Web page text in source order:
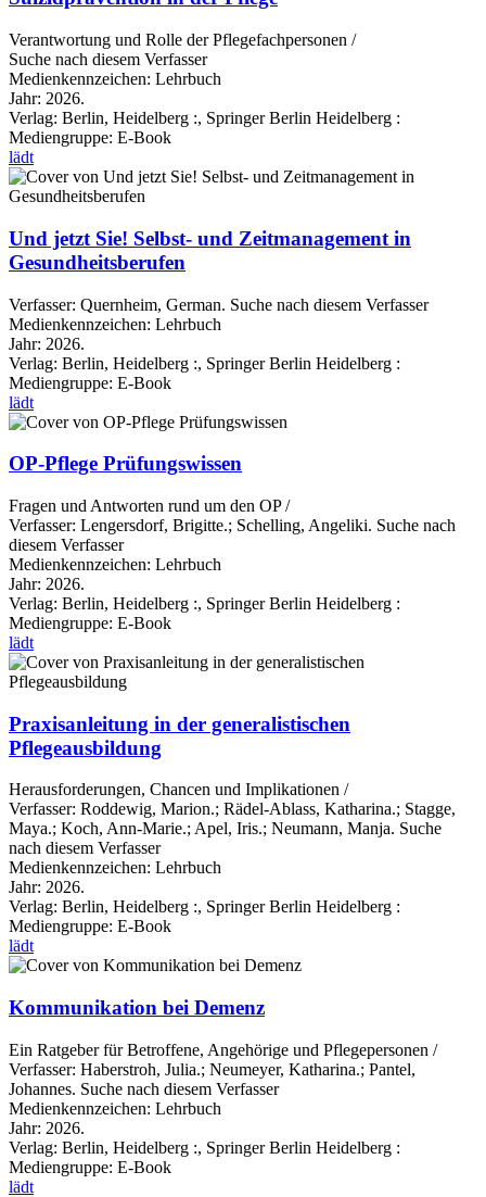
Verantwortung und Rolle der Pflegefachpersonen /
Suche nach diesem Verfasser
Medienkennzeichen: Lehrbuch
Jahr: 2026.
Verlag: Berlin, Heidelberg :, Springer Berlin Heidelberg :
Mediengruppe: E-Book
lädt
Und jetzt Sie! Selbst- und Zeitmanagement in
Gesundheitsberufen
Verfasser: Quernheim, German. Suche nach diesem Verfasser
Medienkennzeichen: Lehrbuch
Jahr: 2026.
Verlag: Berlin, Heidelberg :, Springer Berlin Heidelberg :
Mediengruppe: E-Book
lädt
OP-Pflege Prüfungswissen
Fragen und Antworten rund um den OP /
Verfasser: Lengersdorf, Brigitte.; Schelling, Angeliki. Suche nach
diesem Verfasser
Medienkennzeichen: Lehrbuch
Jahr: 2026.
Verlag: Berlin, Heidelberg :, Springer Berlin Heidelberg :
Mediengruppe: E-Book
lädt
Praxisanleitung in der generalistischen
Pflegeausbildung
Herausforderungen, Chancen und Implikationen /
Verfasser: Roddewig, Marion.; Rädel-Ablass, Katharina.; Stagge,
Maya.; Koch, Ann-Marie.;Apel, Iris.; Neumann, Manja. Suche
nach diesem Verfasser
Medienkennzeichen: Lehrbuch
Jahr: 2026.
Verlag: Berlin, Heidelberg :, Springer Berlin Heidelberg :
Mediengruppe: E-Book
lädt
Kommunikation bei Demenz
Ein Ratgeber für Betroffene, Angehörige und Pflegepersonen /
Verfasser: Haberstroh, Julia.; Neumeyer, Katharina.; Pantel,
Johannes. Suche nach diesem Verfasser
Medienkennzeichen: Lehrbuch
Jahr: 2026.
Verlag: Berlin, Heidelberg :, Springer Berlin Heidelberg :
Mediengruppe: E-Book
lädt